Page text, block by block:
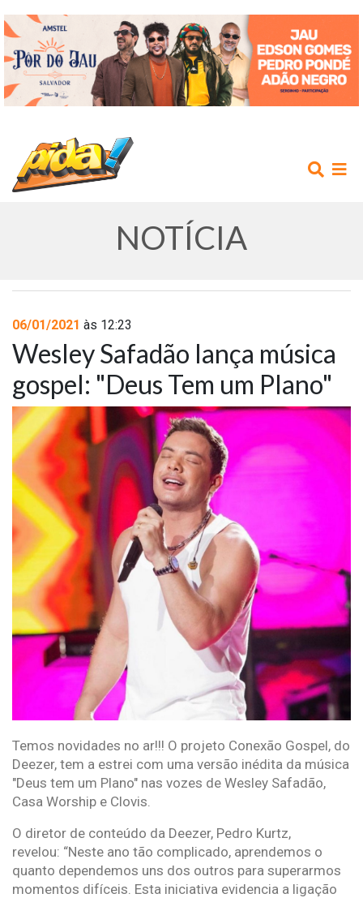
AGENDA
NOTÍCIAS
VÍDEOS
PROMOÇÕES
CONTATO
NOTÍCIA
06/01/2021 às 12:23
Wesley Safadão lança música
gospel: "Deus Tem um Plano"
Temos novidades no ar!!! O projeto Conexão Gospel, do
Deezer, tem a estrei com uma versão inédita da música
"Deus tem um Plano" nas vozes de Wesley Safadão,
Casa Worship e Clovis.
O diretor de conteúdo da Deezer, Pedro Kurtz,
revelou: “Neste ano tão complicado, aprendemos o
quanto dependemos uns dos outros para superarmos
momentos difíceis. Esta iniciativa evidencia a ligação